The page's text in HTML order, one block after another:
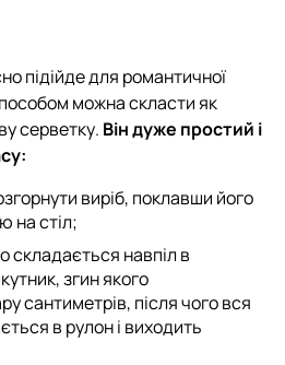
підійде для романтичної
можна скласти як
серветку. Він дуже простий і
виріб, поклавши його
на стіл;
складається навпіл в
згин якого
сантиметрів, після чого вся
в рулон і виходить